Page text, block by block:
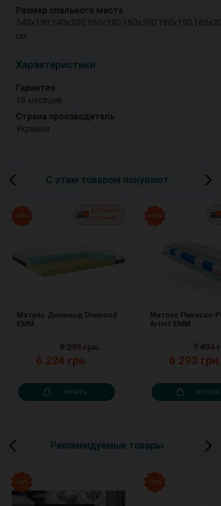
Размер спального места
см
Характеристики
Гарантия
18 месяцев
Страна производитель
Украина
С этим товаром покупают
- 25 %
БЕСПЛАТНО
доставим!
Матрас Диаманд Diamond
ЕММ
6 224 грн.
8 298 грн.
КУПИТЬ
- 15 %
Матрас Пикассо
Artist ЕММ
6 293
7 404
КУПИТЬ
Рекомендуемые товары
- 16 % - 16 %